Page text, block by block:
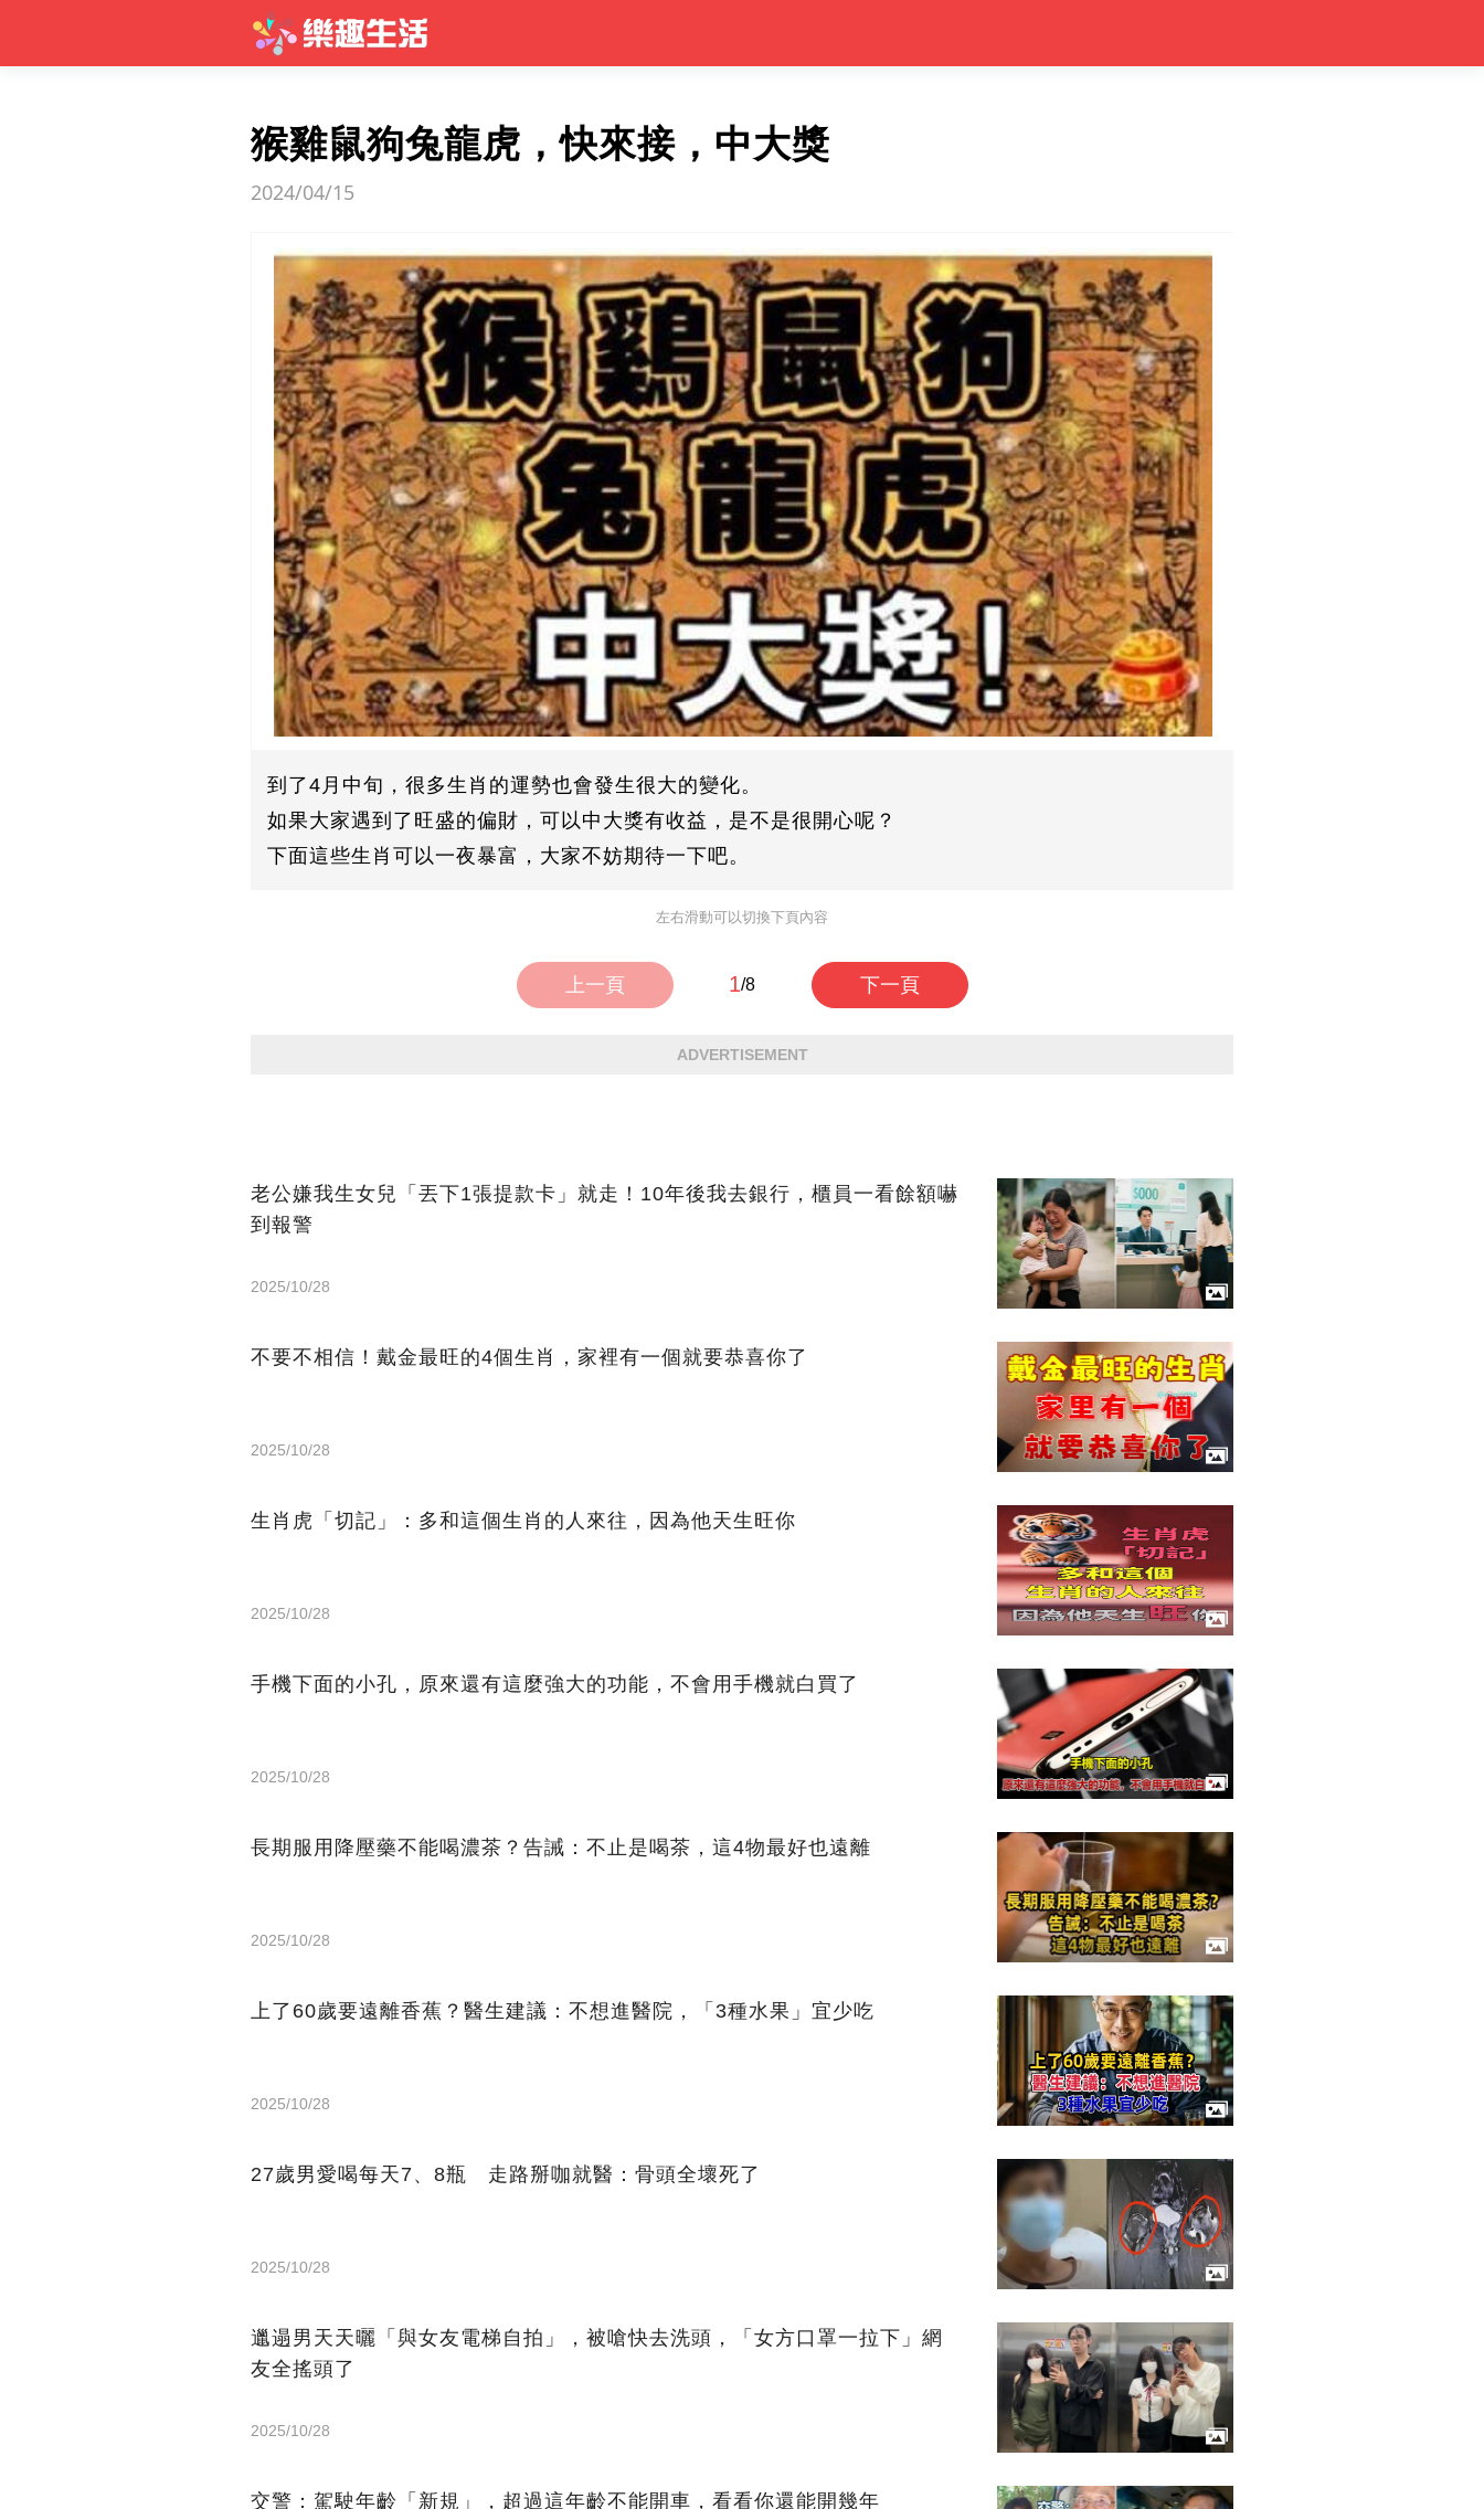
猴雞鼠狗兔龍虎，快來接，中大獎
2024/04/15
到了4月中旬，很多生肖的運勢也會發生很大的變化。
如果大家遇到了旺盛的偏財，可以中大獎有收益，是不是很開心呢？
下面這些生肖可以一夜暴富，大家不妨期待一下吧。
左右滑動可以切換下頁內容
上一頁 1/8 下一頁
ADVERTISEMENT
老公嫌我生女兒「丟下1張提款卡」就走！10年後我去銀行，櫃員一看餘額嚇
到報警
2025/10/28
不要不相信！戴金最旺的4個生肖，家裡有一個就要恭喜你了
2025/10/28
生肖虎「切記」：多和這個生肖的人來往，因為他天生旺你
2025/10/28
手機下面的小孔，原來還有這麼強大的功能，不會用手機就白買了
2025/10/28
長期服用降壓藥不能喝濃茶？告誡：不止是喝茶，這4物最好也遠離
2025/10/28
上了60歲要遠離香蕉？醫生建議：不想進醫院，「3種水果」宜少吃
2025/10/28
27歲男愛喝每天7、8瓶 走路掰咖就醫：骨頭全壞死了
2025/10/28
邋遢男天天曬「與女友電梯自拍」，被嗆快去洗頭，「女方口罩一拉下」網
友全搖頭了
2025/10/28
交警：駕駛年齡「新規」，超過這年齡不能開車，看看你還能開幾年